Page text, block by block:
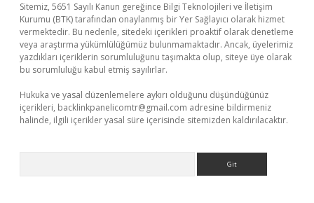
Sitemiz, 5651 Sayılı Kanun gereğince Bilgi Teknolojileri ve İletişim
Kurumu (BTK) tarafından onaylanmış bir Yer Sağlayıcı olarak hizmet
vermektedir. Bu nedenle, sitedeki içerikleri proaktif olarak denetleme
veya araştırma yükümlülüğümüz bulunmamaktadır. Ancak, üyelerimiz
yazdıkları içeriklerin sorumluluğunu taşımakta olup, siteye üye olarak
bu sorumluluğu kabul etmiş sayılırlar.
Hukuka ve yasal düzenlemelere aykırı olduğunu düşündüğünüz
içerikleri, backlinkpanelicomtr@gmail.com adresine bildirmeniz
halinde, ilgili içerikler yasal süre içerisinde sitemizden kaldırılacaktır.